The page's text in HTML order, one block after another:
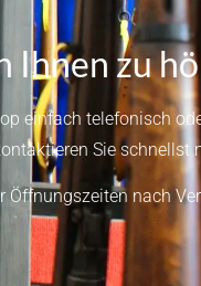
Ihnen zu
einfach telefonisch
Sie schnellst
Öffnungszeiten nach